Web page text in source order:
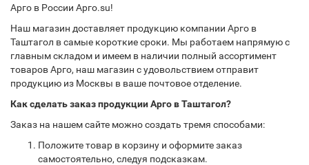
Арго в России Арго.su!
Наш магазин доставляет продукцию компании Арго в
Таштагол в самые короткие сроки. Мы работаем напрямую с
главным складом и имеем в наличии полный ассортимент
товаров Арго, наш магазин с удовольствием отправит
продукцию из Москвы в ваше почтовое отделение.
Как сделать заказ продукции Арго в Таштагол?
Заказ на нашем сайте можно создать тремя способами:
Положите товар в корзину и оформите заказ
самостоятельно, следуя подсказкам.